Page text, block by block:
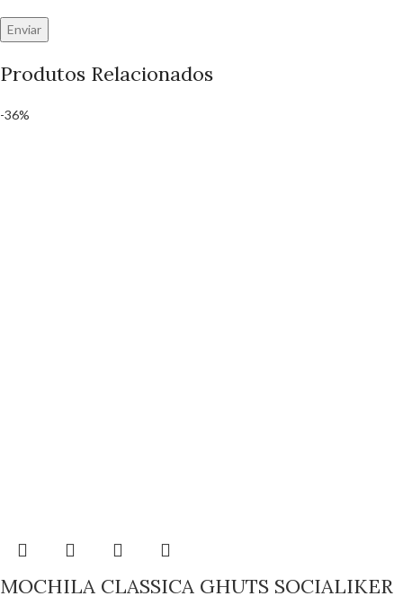
Produtos Relacionados
-36%
MOCHILA CLASSICA GHUTS SOCIALIKER